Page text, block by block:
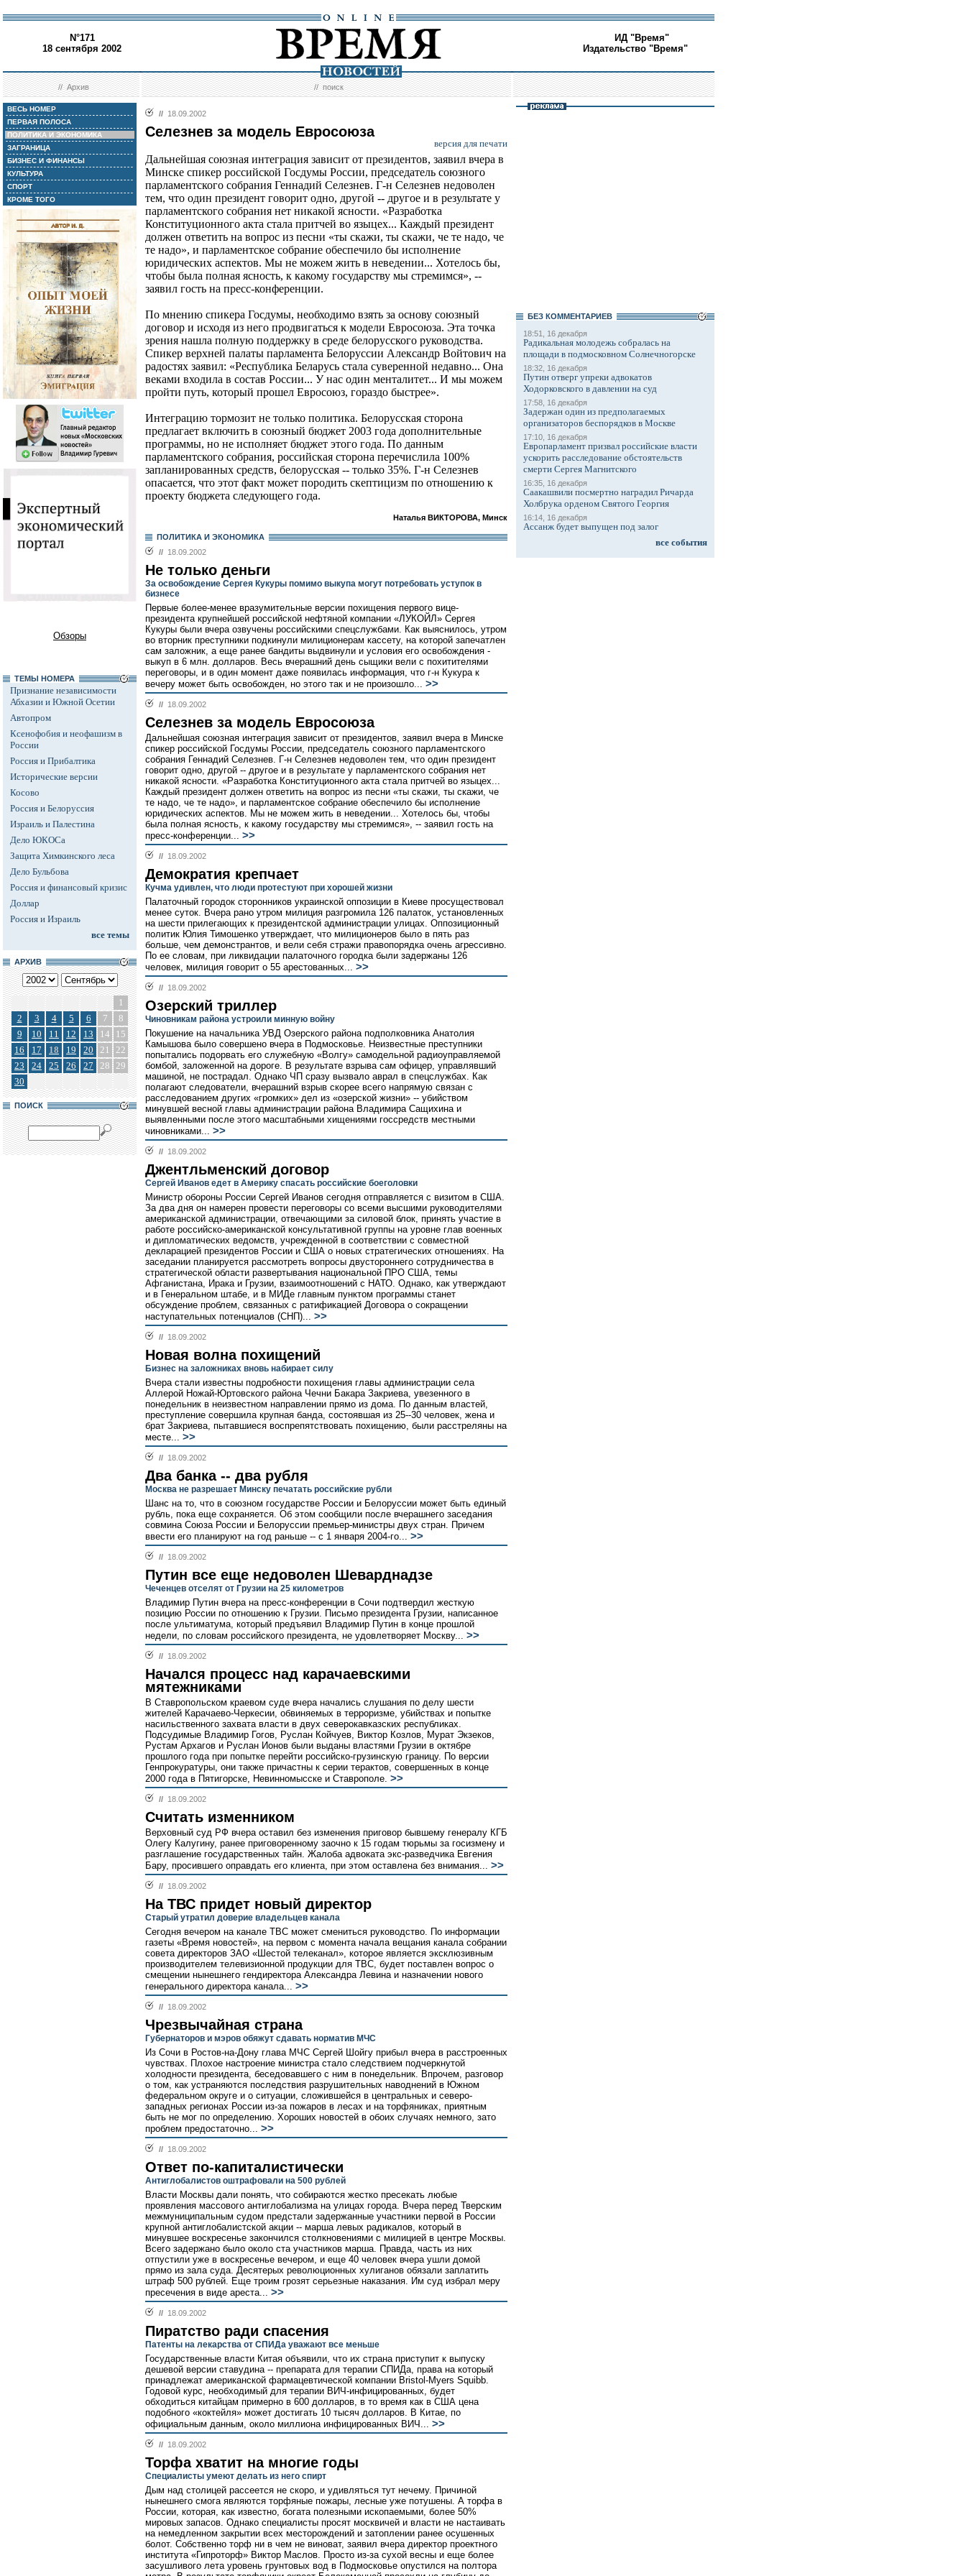
N°171
18 сентября 2002
ИД "Время"
Издательство "Время"
//Архив //поиск
ВЕСЬ НОМЕР
ПЕРВАЯ ПОЛОСА
ПОЛИТИКА И ЭКОНОМИКА
ЗАГРАНИЦА
БИЗНЕС И ФИНАНСЫ
КУЛЬТУРА
СПОРТ
КРОМЕ ТОГО
Обзоры
ТЕМЫ НОМЕРА
Признание независимости
Абхазии и Южной Осетии
Автопром
Ксенофобия и неофашизм в
России
Россия и Прибалтика
Исторические версии
Косово
Россия и Белоруссия
Израиль и Палестина
Дело ЮКОСа
Защита Химкинского леса
Дело Бульбова
Россия и финансовый кризис
Доллар
Россия и Израиль
все темы
АРХИВ
1
2
3 4 5 6 7
8
9
10 11 12 13 14
15
16
17 18 19 20 21
22
23
24 25 26 27 28 29
30
ПОИСК
// 18.09.2002
Селезнев за модель Евросоюза
версия для печати
Дальнейшая союзная интеграция зависит от президентов, заявил вчера в
Минске спикер российской Госдумы России, председатель союзного
парламентского собрания Геннадий Селезнев. Г-н Селезнев недоволен
тем, что один президент говорит одно, другой -- другое и в результате у
парламентского собрания нет никакой ясности. «Разработка
Конституционного акта стала притчей во языцех... Каждый президент
должен ответить на вопрос из песни «ты скажи, ты скажи, че те надо, че
те надо», и парламентское собрание обеспечило бы исполнение
юридических аспектов. Мы не можем жить в неведении... Хотелось бы,
чтобы была полная ясность, к какому государству мы стремимся», --
заявил гость на пресс-конференции.
По мнению спикера Госдумы, необходимо взять за основу союзный
договор и исходя из него продвигаться к модели Евросоюза. Эта точка
зрения нашла полную поддержку в среде белорусского руководства.
Спикер верхней палаты парламента Белоруссии Александр Войтович на
радостях заявил: «Республика Беларусь стала суверенной недавно... Она
веками входила в состав России... У нас один менталитет... И мы можем
пройти путь, который прошел Евросоюз, гораздо быстрее».
Интеграцию тормозит не только политика. Белорусская сторона
предлагает включить в союзный бюджет 2003 года дополнительные
программы, но не исполняет бюджет этого года. По данным
парламентского собрания, российская сторона перечислила 100%
запланированных средств, белорусская -- только 35%. Г-н Селезнев
опасается, что этот факт может породить скептицизм по отношению к
проекту бюджета следующего года.
Наталья ВИКТОРОВА, Минск
ПОЛИТИКА И ЭКОНОМИКА
// 18.09.2002
Не только деньги
За освобождение Сергея Кукуры помимо выкупа могут потребовать уступок в
бизнесе
Первые более-менее вразумительные версии похищения первого вице-
президента крупнейшей российской нефтяной компании «ЛУКОЙЛ» Сергея
Кукуры были вчера озвучены российскими спецслужбами. Как выяснилось, утром
во вторник преступники подкинули милиционерам кассету, на которой запечатлен
сам заложник, а еще ранее бандиты выдвинули и условия его освобождения -
выкуп в 6 млн. долларов. Весь вчерашний день сыщики вели с похитителями
переговоры, и в один момент даже появилась информация, что г-н Кукура к
вечеру может быть освобожден, но этого так и не произошло... >>
// 18.09.2002
Селезнев за модель Евросоюза
Дальнейшая союзная интеграция зависит от президентов, заявил вчера в Минске
спикер российской Госдумы России, председатель союзного парламентского
собрания Геннадий Селезнев. Г-н Селезнев недоволен тем, что один президент
говорит одно, другой -- другое и в результате у парламентского собрания нет
никакой ясности. «Разработка Конституционного акта стала притчей во языцех...
Каждый президент должен ответить на вопрос из песни «ты скажи, ты скажи, че
те надо, че те надо», и парламентское собрание обеспечило бы исполнение
юридических аспектов. Мы не можем жить в неведении... Хотелось бы, чтобы
была полная ясность, к какому государству мы стремимся», -- заявил гость на
пресс-конференции... >>
// 18.09.2002
Демократия крепчает
Кучма удивлен, что люди протестуют при хорошей жизни
Палаточный городок сторонников украинской оппозиции в Киеве просуществовал
менее суток. Вчера рано утром милиция разгромила 126 палаток, установленных
на шести прилегающих к президентской администрации улицах. Оппозиционный
политик Юлия Тимошенко утверждает, что милиционеров было в пять раз
больше, чем демонстрантов, и вели себя стражи правопорядка очень агрессивно.
По ее словам, при ликвидации палаточного городка были задержаны 126
человек, милиция говорит о 55 арестованных... >>
// 18.09.2002
Озерский триллер
Чиновникам района устроили минную войну
Покушение на начальника УВД Озерского района подполковника Анатолия
Камышова было совершено вчера в Подмосковье. Неизвестные преступники
попытались подорвать его служебную «Волгу» самодельной радиоуправляемой
бомбой, заложенной на дороге. В результате взрыва сам офицер, управлявший
машиной, не пострадал. Однако ЧП сразу вызвало аврал в спецслужбах. Как
полагают следователи, вчерашний взрыв скорее всего напрямую связан с
расследованием других «громких» дел из «озерской жизни» -- убийством
минувшей весной главы администрации района Владимира Сащихина и
выявленными после этого масштабными хищениями госсредств местными
чиновниками... >>
// 18.09.2002
Джентльменский договор
Сергей Иванов едет в Америку спасать российские боеголовки
Министр обороны России Сергей Иванов сегодня отправляется с визитом в США.
За два дня он намерен провести переговоры со всеми высшими руководителями
американской администрации, отвечающими за силовой блок, принять участие в
работе российско-американской консультативной группы на уровне глав военных
и дипломатических ведомств, учрежденной в соответствии с совместной
декларацией президентов России и США о новых стратегических отношениях. На
заседании планируется рассмотреть вопросы двустороннего сотрудничества в
стратегической области развертывания национальной ПРО США, темы
Афганистана, Ирака и Грузии, взаимоотношений с НАТО. Однако, как утверждают
и в Генеральном штабе, и в МИДе главным пунктом программы станет
обсуждение проблем, связанных с ратификацией Договора о сокращении
наступательных потенциалов (СНП)... >>
// 18.09.2002
Новая волна похищений
Бизнес на заложниках вновь набирает силу
Вчера стали известны подробности похищения главы администрации села
Аллерой Ножай-Юртовского района Чечни Бакара Закриева, увезенного в
понедельник в неизвестном направлении прямо из дома. По данным властей,
преступление совершила крупная банда, состоявшая из 25--30 человек, жена и
брат Закриева, пытавшиеся воспрепятствовать похищению, были расстреляны на
месте... >>
// 18.09.2002
Два банка -- два рубля
Москва не разрешает Минску печатать российские рубли
Шанс на то, что в союзном государстве России и Белоруссии может быть единый
рубль, пока еще сохраняется. Об этом сообщили после вчерашнего заседания
совмина Союза России и Белоруссии премьер-министры двух стран. Причем
ввести его планируют на год раньше -- с 1 января 2004-го... >>
// 18.09.2002
Путин все еще недоволен Шеварднадзе
Чеченцев отселят от Грузии на 25 километров
Владимир Путин вчера на пресс-конференции в Сочи подтвердил жесткую
позицию России по отношению к Грузии. Письмо президента Грузии, написанное
после ультиматума, который предъявил Владимир Путин в конце прошлой
недели, по словам российского президента, не удовлетворяет Москву... >>
// 18.09.2002
Начался процесс над карачаевскими
мятежниками
В Ставропольском краевом суде вчера начались слушания по делу шести
жителей Карачаево-Черкесии, обвиняемых в терроризме, убийствах и попытке
насильственного захвата власти в двух северокавказских республиках.
Подсудимые Владимир Гогов, Руслан Койчуев, Виктор Козлов, Мурат Экзеков,
Рустам Архагов и Руслан Ионов были выданы властями Грузии в октябре
прошлого года при попытке перейти российско-грузинскую границу. По версии
Генпрокуратуры, они также причастны к серии терактов, совершенных в конце
2000 года в Пятигорске, Невинномысске и Ставрополе. >>
// 18.09.2002
Считать изменником
Верховный суд РФ вчера оставил без изменения приговор бывшему генералу КГБ
Олегу Калугину, ранее приговоренному заочно к 15 годам тюрьмы за госизмену и
разглашение государственных тайн. Жалоба адвоката экс-разведчика Евгения
Бару, просившего оправдать его клиента, при этом оставлена без внимания... >>
// 18.09.2002
На ТВС придет новый директор
Старый утратил доверие владельцев канала
Сегодня вечером на канале ТВС может смениться руководство. По информации
газеты «Время новостей», на первом с момента начала вещания канала собрании
совета директоров ЗАО «Шестой телеканал», которое является эксклюзивным
производителем телевизионной продукции для ТВС, будет поставлен вопрос о
смещении нынешнего гендиректора Александра Левина и назначении нового
генерального директора канала... >>
// 18.09.2002
Чрезвычайная страна
Губернаторов и мэров обяжут сдавать норматив МЧС
Из Сочи в Ростов-на-Дону глава МЧС Сергей Шойгу прибыл вчера в расстроенных
чувствах. Плохое настроение министра стало следствием подчеркнутой
холодности президента, беседовавшего с ним в понедельник. Впрочем, разговор
о том, как устраняются последствия разрушительных наводнений в Южном
федеральном округе и о ситуации, сложившейся в центральных и северо-
западных регионах России из-за пожаров в лесах и на торфяниках, приятным
быть не мог по определению. Хороших новостей в обоих случаях немного, зато
проблем предостаточно... >>
// 18.09.2002
Ответ по-капиталистически
Антиглобалистов оштрафовали на 500 рублей
Власти Москвы дали понять, что собираются жестко пресекать любые
проявления массового антиглобализма на улицах города. Вчера перед Тверским
межмуниципальным судом предстали задержанные участники первой в России
крупной антиглобалистской акции -- марша левых радикалов, который в
минувшее воскресенье закончился столкновениями с милицией в центре Москвы.
Всего задержано было около ста участников марша. Правда, часть из них
отпустили уже в воскресенье вечером, и еще 40 человек вчера ушли домой
прямо из зала суда. Десятерых революционных хулиганов обязали заплатить
штраф 500 рублей. Еще троим грозят серьезные наказания. Им суд избрал меру
пресечения в виде ареста... >>
// 18.09.2002
Пиратство ради спасения
Патенты на лекарства от СПИДа уважают все меньше
Государственные власти Китая объявили, что их страна приступит к выпуску
дешевой версии ставудина -- препарата для терапии СПИДа, права на который
принадлежат американской фармацевтической компании Bristol-Myers Squibb.
Годовой курс, необходимый для терапии ВИЧ-инфицированных, будет
обходиться китайцам примерно в 600 долларов, в то время как в США цена
подобного «коктейля» может достигать 10 тысяч долларов. В Китае, по
официальным данным, около миллиона инфицированных ВИЧ... >>
// 18.09.2002
Торфа хватит на многие годы
Специалисты умеют делать из него спирт
Дым над столицей рассеется не скоро, и удивляться тут нечему. Причиной
нынешнего смога являются торфяные пожары, лесные уже потушены. А торфа в
России, которая, как известно, богата полезными ископаемыми, более 50%
мировых запасов. Однако специалисты просят москвичей и власти не настаивать
на немедленном закрытии всех месторождений и затоплении ранее осушенных
болот. Собственно торф ни в чем не виноват, заявил вчера директор проектного
института «Гипроторф» Виктор Маслов. Просто из-за сухой весны и еще более
засушливого лета уровень грунтовых вод в Подмосковье опустился на полтора
БЕЗ КОМMЕНТАРИЕВ
18:51, 16 декабря
Радикальная молодежь собралась на
площади в подмосковном Солнечногорске
18:32, 16 декабря
Путин отверг упреки адвокатов
Ходорковского в давлении на суд
17:58, 16 декабря
Задержан один из предполагаемых
организаторов беспорядков в Москве
17:10, 16 декабря
Европарламент призвал российские власти
ускорить расследование обстоятельств
смерти Сергея Магнитского
16:35, 16 декабря
Саакашвили посмертно наградил Ричарда
Холбрука орденом Святого Георгия
16:14, 16 декабря
Ассанж будет выпущен под залог
все события